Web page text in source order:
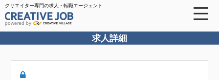
クリエイター専門の求人・転職エージェント
powered by
求人詳細